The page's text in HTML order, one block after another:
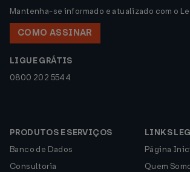
Mantenha-se informado e atualizado com o
COMO ASSINAR
LIGUE GRÁTIS
0800 202 5544
PRODUTOS E SERVIÇOS
Banco de Dados
Consultoria
LINKS
Página
Quem